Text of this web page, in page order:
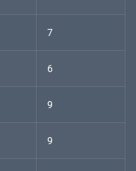
7
6
9
9